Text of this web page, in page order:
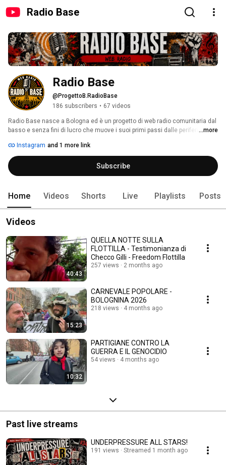
Radio Base
Radio Base
@ProgettoB.RadioBase
186 subscribers • 67 videos
Radio Base nasce a Bologna ed è un progetto di web radio comunitaria dal
basso e senza fini di lucro che muove i suoi primi passi dalle periferie della
...more
Instagram and 1 more link
Subscribe
Home Videos Shorts Live Playlists Posts
Videos
40:43
QUELLA NOTTE SULLA
FLOTTILLA - Testimonianza di
Checco Gilli - Freedom Flottilla
257 views 2 months ago
15:23
CARNEVALE POPOLARE -
BOLOGNINA 2026
218 views 4 months ago
10:32
PARTIGIANE CONTRO LA
GUERRA E IL GENOCIDIO
54 views 4 months ago
Past live streams
UNDERPRESSURE ALL STARS!
191 views Streamed 1 month ago